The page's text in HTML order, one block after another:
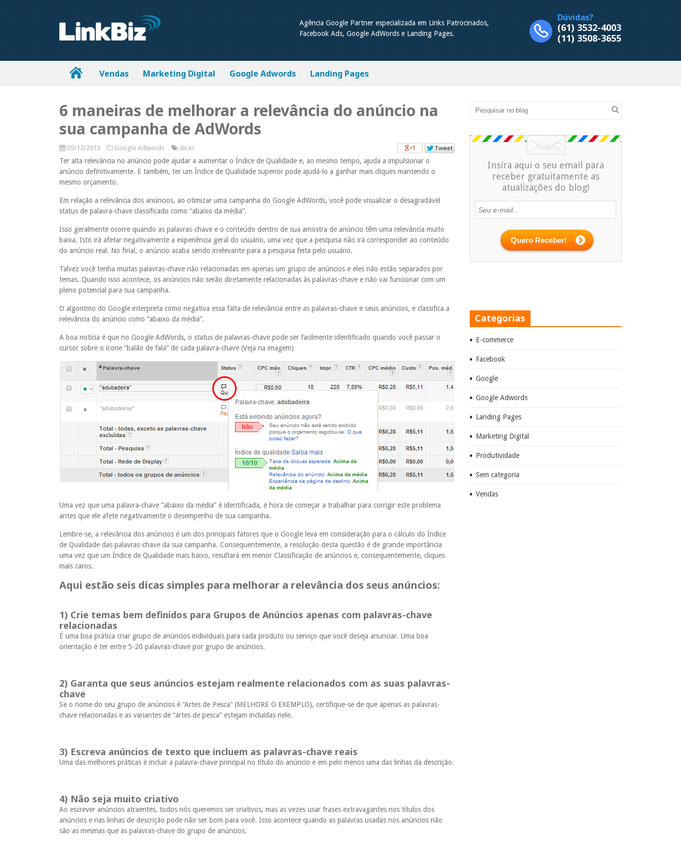
Agência Google Partner especializada em Links Patrocinados,
Facebook Ads, Google AdWords e Landing Pages.
Dúvidas?
(61) 3532-4003
(11) 3508-3655
Vendas Marketing Digital Google Adwords Landing Pages
6 maneiras de melhorar a relevância do anúncio na
sua campanha de AdWords
05/12/2013 Google Adwords dicas
Ter alta relevância no anúncio pode ajudar a aumentar o Índice de Qualidade e, ao mesmo tempo, ajuda a impulsionar o
anúncio definitivamente. E também, ter um Índice de Qualidade superior pode ajudá-lo a ganhar mais cliques mantendo o
mesmo orçamento.
Em relação a relevância dos anúncios, ao otimizar uma campanha do Google AdWords, você pode visualizar o desagradável
status de palavra-chave classificado como “abaixo da média”.
Isso geralmente ocorre quando as palavras-chave e o conteúdo dentro de sua amostra de anúncio têm uma relevância muito
baixa. Isto irá afetar negativamente a experiência geral do usuário, uma vez que a pesquisa não irá corresponder ao conteúdo
do anúncio real. No final, o anúncio acaba sendo irrelevante para a pesquisa feita pelo usuário.
Talvez você tenha muitas palavras-chave não relacionadas em apenas um grupo de anúncios e eles não estão separados por
temas. Quando isso acontece, os anúncios não serão diretamente relacionadas às palavras-chave e não vai funcionar com um
pleno potencial para sua campanha.
O algoritmo do Google interpreta como negativa essa falta de relevância entre as palavras-chave e seus anúncios, e classifica a
relevância do anúncio como “abaixo da média”.
A boa notícia é que no Google AdWords, o status de palavras-chave pode ser facilmente identificado quando você passar o
cursor sobre o ícone “balão de fala” de cada palavra-chave (Veja na imagem)
Uma vez que uma palavra-chave “abaixo da média” é identificada, é hora de começar a trabalhar para corrigir este problema
antes que ele afete negativamente o desempenho de sua campanha.
Lembre-se, a relevância dos anúncios é um dos principais fatores que o Google leva em consideração para o cálculo do Índice
de Qualidade das palavras-chave da sua campanha. Consequentemente, a resolução desta questão é de grande importância
uma vez que um Índice de Qualidade mais baixo, resultará em menor Classificação de anúncios e, consequentemente, cliques
mais caros.
Aqui estão seis dicas simples para melhorar a relevância dos seus anúncios:
1) Crie temas bem definidos para Grupos de Anúncios apenas com palavras-chave
relacionadas
É uma boa prática criar grupo de anúncios individuais para cada produto ou serviço que você deseja anunciar. Uma boa
orientação é ter entre 5-20 palavras-chave por grupo de anúncios.
2) Garanta que seus anúncios estejam realmente relacionados com as suas palavras-
chave
Se o nome do seu grupo de anúncios é “Artes de Pesca” (MELHORE O EXEMPLO), certifique-se de que apenas as palavras-
chave relacionadas e as variantes de “artes de pesca” estejam incluídas nele.
3) Escreva anúncios de texto que incluem as palavras-chave reais
Uma das melhores práticas é incluir a palavra-chave principal no título do anúncio e em pelo menos uma das linhas da descrição.
4) Não seja muito criativo
Ao escrever anúncios atraentes, todos nós queremos ser criativos, mas as vezes usar frases extravagantes nos títulos dos
anúncios e nas linhas de descrição pode não ser bom para você. Isso acontece quando as palavras usadas nos anúncios não
são as mesmas que as palavras-chave do grupo de anúncios.
Insira aqui o seu email para
receber gratuitamente as
atualizações do blog!
Categorias
E-commerce
Facebook
Google
Google Adwords
Landing Pages
Marketing Digital
Produtividade
Sem categoria
Vendas